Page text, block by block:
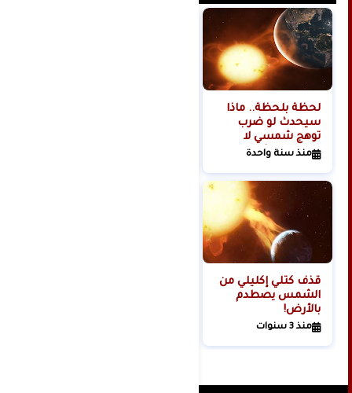
لحظة بلحظة.. ماذا
سيحدث لو ضرب
توهج شمسي لا
تتحمله البشرية
منذ سنة واحدة
قذف كتلي إكليلي من
الشمس يصطدم
بالأرض!
منذ 3 سنوات